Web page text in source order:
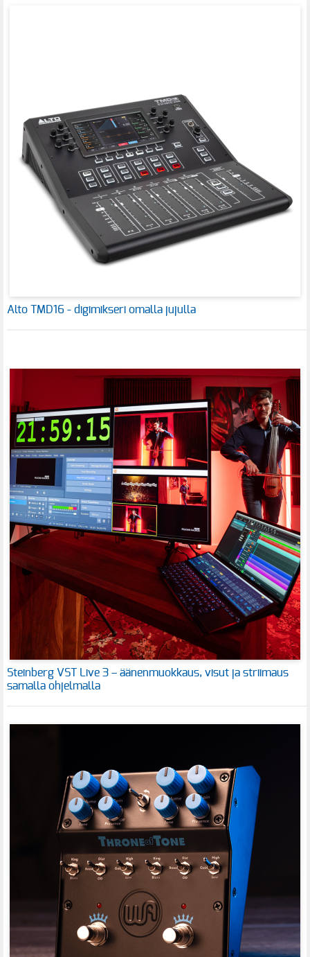
Alto TMD16 - digimikseri omalla jujulla
Steinberg VST Live 3 – äänenmuokkaus, visut ja striimaus
samalla ohjelmalla